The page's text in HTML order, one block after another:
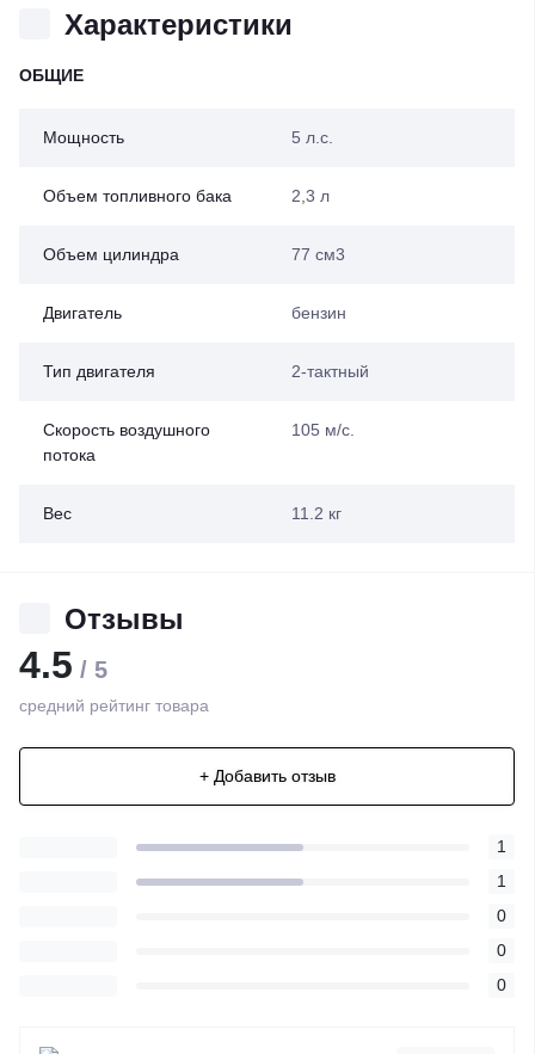
Характеристики
ОБЩИЕ
Мощность 5 л.с.
Объем топливного бака 2,3 л
Объем цилиндра 77 см3
Двигатель бензин
Тип двигателя 2-тактный
Скорость воздушного
потока
105 м/с.
Вес 11.2 кг
Отзывы
4.5 / 5
средний рейтинг товара
+ Добавить отзыв
1
1
0
0
0